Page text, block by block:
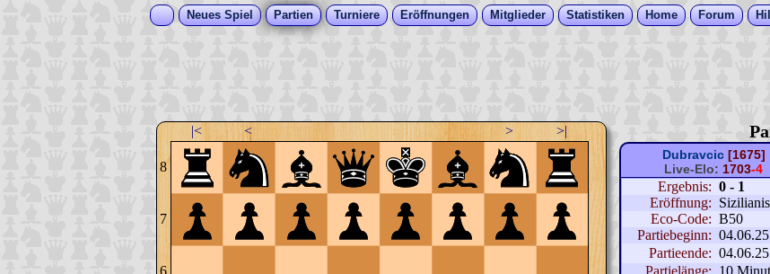
Neues Spiel Partien Turniere Eröffnungen Mitglieder Statistiken Home Forum
|< < > >|
8
7
6
Dubravcic [1675]
Live-Elo: 1703-4
Ergebnis: 0 - 1
Eröffnung:
Eco-Code: B50
Partiebeginn:
Partieende:
Partielänge: 10